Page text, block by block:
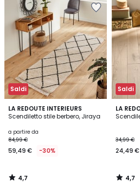
Saldi
LA REDOUTE INTERIEURS
Scendiletto stile berbero, Jiraya
a partire da
84,99 €
59,49 € -30%
4,7
/ 5
4,7
/
Saldi
LA
34,99 €
24,49 €
4,7
/ 5
4,7
/